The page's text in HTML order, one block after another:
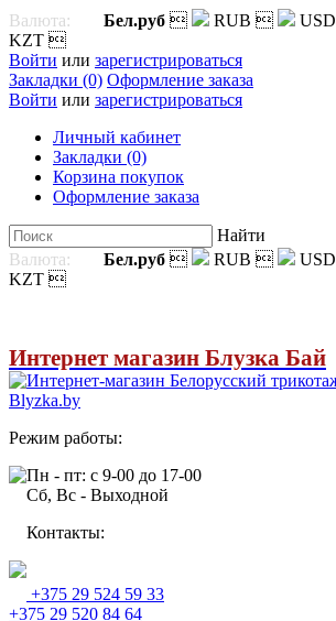
Валюта: Бел.руб  RUB  USD
KZT 
Войти или зарегистрироваться
Закладки (0) Оформление заказа
Войти или зарегистрироваться
Личный кабинет
Закладки (0)
Корзина покупок
Оформление заказа
Найти
Валюта:
Бел.руб  RUB  USD
KZT 
Интернет магазин Блузка Бай
Режим работы:
Пн - пт: с 9-00 до 17-00
Сб, Вс - Выходной
Контакты:
+375 29 524 59 33
+375 29 520 84 64